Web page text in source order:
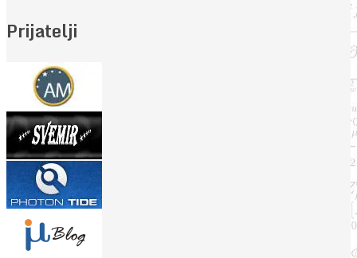
Prijatelji